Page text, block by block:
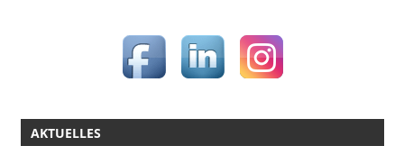
AKTUELLES